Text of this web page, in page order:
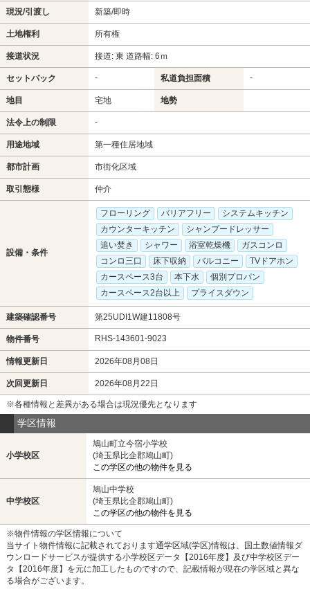
現況/引渡し 新築/即時
土地権利 所有権
接道状況 接道: 東 道路幅: 6ｍ
セットバック - 私道負担面積 -
地目 宅地 地勢
法令上の制限 -
用途地域 第一種住居地域
都市計画 市街化区域
取引態様 仲介
設備・条件
フローリング バリアフリー
システムキッチン
カウンターキッチン
シャンプードレッサー
追い焚き
シャワー 浴室乾燥機
ガスコンロ
コンロ三口
床下収納 バルコニー
TVドアホン
カースペース3台
本下水
個別プロパン
カースペース2台以上
プライスダウン
建築確認番号 第25UDI1W建11808号
物件番号 RHS-143601-9023
情報更新日 2026年08月08日
次回更新日 2026年08月22日
※各種情報と差異がある場合は現況優先となります
学区情報
小学校区
鳩山町立今宿小学校
(埼玉県比企郡鳩山町)
この学区の他の物件を見る
中学校区
鳩山中学校
(埼玉県比企郡鳩山町)
この学区の他の物件を見る
※物件情報の学区情報について
当サイト物件情報に記載されております通学区域(学区)情報は、国土数値情報ダ
ウンロードサービスが提供する小学校区データ【2016年度】及び中学校区デー
タ【2016年度】を元に加工したものですので、記載情報が現在の学区域と異な
る場合がございます。